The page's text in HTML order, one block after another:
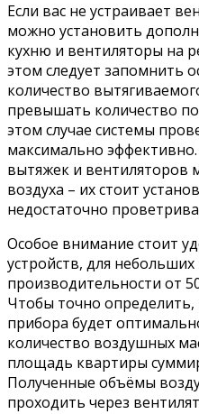
Если вас не устраивает
можно установить
кухню и вентиляторы на
этом следует запомнить
количество
превышать количество
этом случае системы
максимально
вытяжек и вентиляторов
воздуха – их стоит
недостаточно
Особое внимание стоит
устройств, для
производительности от
Чтобы точно определить,
прибора будет
количество воздушных
площадь квартиры
Полученные объёмы
проходить через